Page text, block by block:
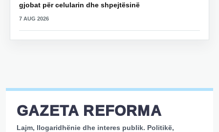
gjobat për celularin dhe shpejtësinë
7 AUG 2026
GAZETA REFORMA
Lajm, llogaridhënie dhe interes publik. Politikë,